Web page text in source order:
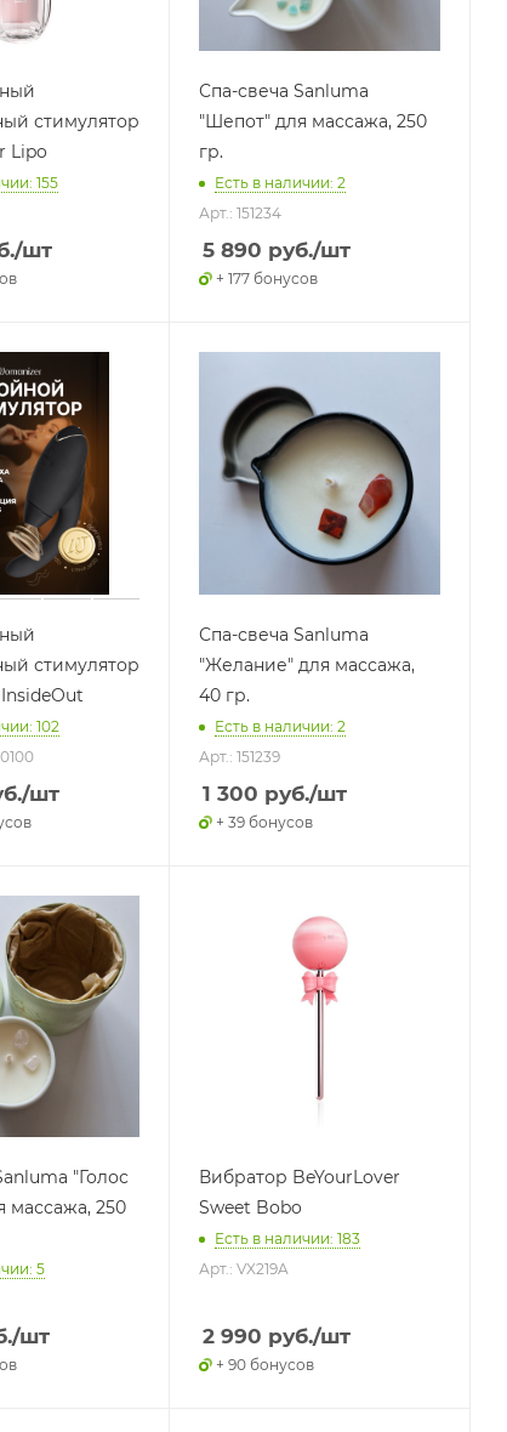
стимулятор
Lipo
155
/шт
Спа-свеча Sanluma
"Шепот" для массажа, 250
гр.
Есть в наличии: 2
Арт.: 151234
5 890 руб./шт
+ 177 бонусов
стимулятор
102
/шт
Спа-свеча Sanluma
"Желание" для массажа,
40 гр.
Есть в наличии: 2
Арт.: 151239
1 300 руб./шт
+ 39 бонусов
"Голос
массажа, 250
5
/шт
Вибратор BeYourLover
Sweet Bobo
Есть в наличии: 183
Арт.: VX219A
2 990 руб./шт
+ 90 бонусов